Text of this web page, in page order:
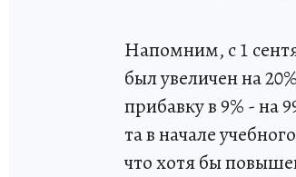
Напомним, с 1
был увеличен на
прибавку в 9% - на
та в начале
что хотя бы